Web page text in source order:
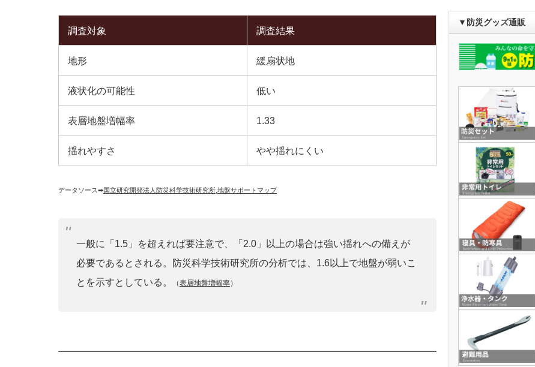
調査対象 調査結果
地形 緩扇状地
液状化の可能性 低い
表層地盤増幅率 1.33
揺れやすさ やや揺れにくい
データソース➡︎国立研究開発法人防災科学技術研究所 地盤サポートマップ
一般に「1.5」を超えれば要注意で、「2.0」以上の場合は強い揺れへの備えが
必要であるとされる。防災科学技術研究所の分析では、1.6以上で地盤が弱いこ
とを示すとしている。
（表層地盤増幅率）
▼防災グッズ通販